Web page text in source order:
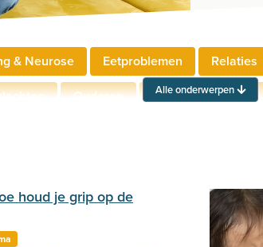
& Neurose Eetproblemen Relaties
Ouderen Neuropsychologie
Alle onderwerpen
houd je grip op de